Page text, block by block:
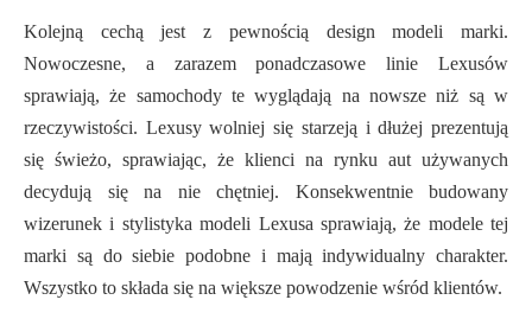
Kolejną cechą jest z pewnością design modeli marki.
Nowoczesne, a zarazem ponadczasowe linie Lexusów
sprawiają, że samochody te wyglądają na nowsze niż są w
rzeczywistości. Lexusy wolniej się starzeją i dłużej prezentują
się świeżo, sprawiając, że klienci na rynku aut używanych
decydują się na nie chętniej. Konsekwentnie budowany
wizerunek i stylistyka modeli Lexusa sprawiają, że modele tej
marki są do siebie podobne i mają indywidualny charakter.
Wszystko to składa się na większe powodzenie wśród klientów.